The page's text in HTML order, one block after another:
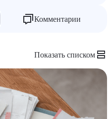
Комментарии
Показать списком